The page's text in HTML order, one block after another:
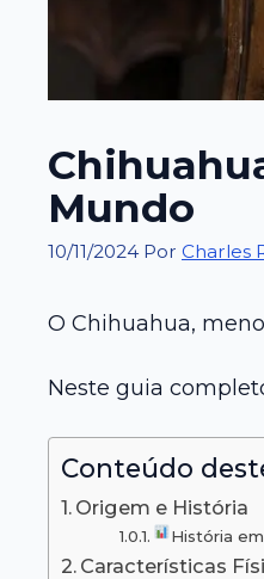
Mundo
10/11/2024 Por Charles
O Chihuahua,
Neste guia
Conteúdo
Origem e História
História
Características